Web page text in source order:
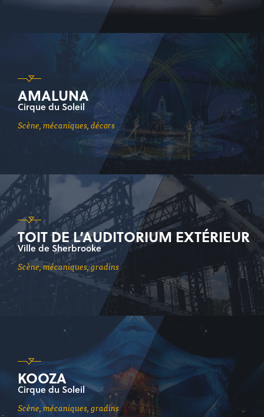
AMALUNA
Cirque du Soleil
scène, mécaniques, décors
TOIT DE L’AUDITORIUM EXTÉRIEUR
Ville de Sherbrooke
scène, mécaniques, gradins
KOOZA
Cirque du Soleil
scène, mécaniques, gradins